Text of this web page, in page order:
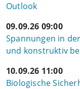
Outlook
09.09.26 09:00
Spannungen in
und konstruktiv
10.09.26 11:00
Biologische